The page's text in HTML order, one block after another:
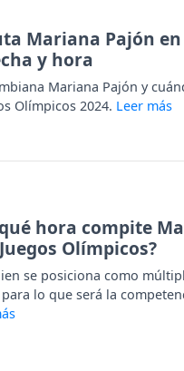
Mariana Pajón
y hora
Mariana Pajón y
Olímpicos 2024.
hora compite
Olímpicos?
se posiciona como
lo que será la